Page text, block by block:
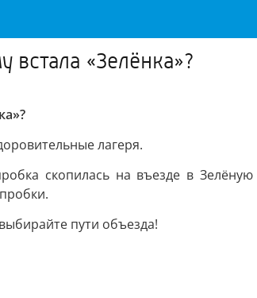
встала «Зелёнка»?
лагеря.
скопилась на въезде в
пути объезда!